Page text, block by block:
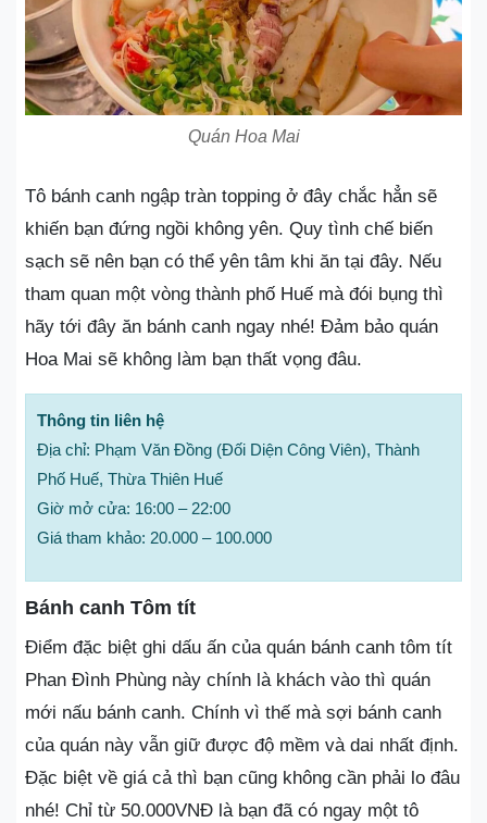
Quán Hoa Mai
Tô bánh canh ngập tràn topping ở đây chắc hẳn sẽ
khiến bạn đứng ngồi không yên. Quy tình chế biến
sạch sẽ nên bạn có thể yên tâm khi ăn tại đây. Nếu
tham quan một vòng thành phố Huế mà đói bụng thì
hãy tới đây ăn bánh canh ngay nhé! Đảm bảo quán
Hoa Mai sẽ không làm bạn thất vọng đâu.
Thông tin liên hệ
Địa chỉ: Phạm Văn Đồng (Đối Diện Công Viên), Thành
Phố Huế, Thừa Thiên Huế
Giờ mở cửa: 16:00 – 22:00
Giá tham khảo: 20.000 – 100.000
Bánh canh Tôm tít
Điểm đặc biệt ghi dấu ấn của quán bánh canh tôm tít
Phan Đình Phùng này chính là khách vào thì quán
mới nấu bánh canh. Chính vì thế mà sợi bánh canh
của quán này vẫn giữ được độ mềm và dai nhất định.
Đặc biệt về giá cả thì bạn cũng không cần phải lo đâu
nhé! Chỉ từ 50.000VNĐ là bạn đã có ngay một tô